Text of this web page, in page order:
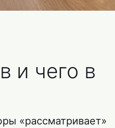
и чего в
«рассматривает»